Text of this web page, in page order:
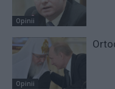
Opinii
Opinii